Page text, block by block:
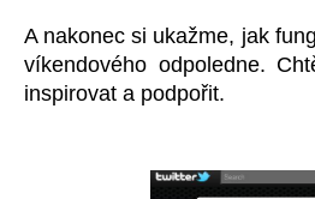
A nakonec si ukažme, jak
víkendového odpoledne.
inspirovat a podpořit.